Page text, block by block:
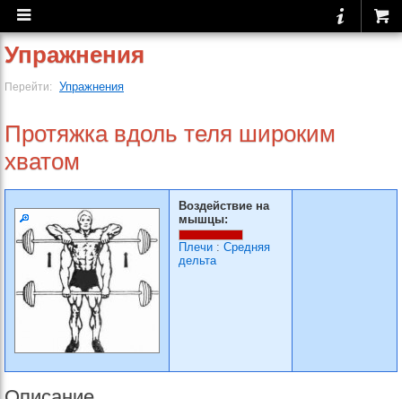
Упражнения
Перейти: Упражнения
Протяжка вдоль теля широким
хватом
Воздействие на
мышцы:
Плечи : Средняя
дельта